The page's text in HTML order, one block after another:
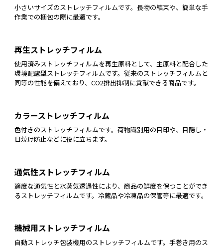
小さいサイズのストレッチフィルムです。長物の結束や、簡単な手
作業での梱包の際に最適です。
再生ストレッチフィルム
使用済みストレッチフィルムを再生原料として、主原料と配合した
環境配慮型ストレッチフィルムです。従来のストレッチフィルムと
同等の性能を備えており、CO2排出抑制に貢献できる商品です。
カラーストレッチフィルム
色付きのストレッチフィルムです。荷物識別用の目印や、目隠し・
日焼け防止などに役に立ちます。
通気性ストレッチフィルム
適度な通気性と水蒸気透過性により、商品の鮮度を保つことができ
るストレッチフィルムです。冷蔵品や冷凍品の保管等に最適です。
機械用ストレッチフィルム
自動ストレッチ包装機用のストレッチフィルムです。手巻き用のス